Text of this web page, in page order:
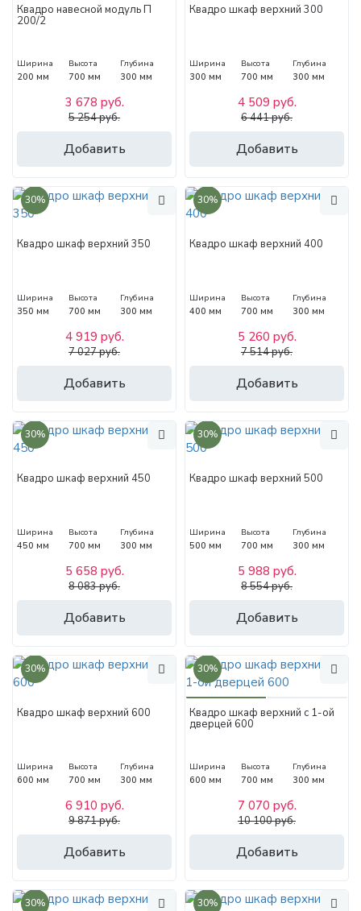
Квадро навесной модуль П
200/2
Ширина
200 мм
Высота
700 мм
Глубина
300 мм
Добавить
3 678 руб.
5 254 руб.
Квадро шкаф верхний 300
Ширина
300 мм
Высота
700 мм
Глубина
300 мм
Добавить
4 509 руб.
6 441 руб.
30%
Квадро шкаф верхний 350
Ширина
350 мм
Высота
700 мм
Глубина
300 мм
Добавить
4 919 руб.
7 027 руб.
30%
Квадро шкаф верхний 400
Ширина
400 мм
Высота
700 мм
Глубина
300 мм
Добавить
5 260 руб.
7 514 руб.
30%
Квадро шкаф верхний 450
Ширина
450 мм
Высота
700 мм
Глубина
300 мм
Добавить
5 658 руб.
8 083 руб.
30%
Квадро шкаф верхний 500
Ширина
500 мм
Высота
700 мм
Глубина
300 мм
Добавить
5 988 руб.
8 554 руб.
30%
Квадро шкаф верхний 600
Ширина
600 мм
Высота
700 мм
Глубина
300 мм
Добавить
6 910 руб.
9 871 руб.
30%
Квадро шкаф верхний с 1-ой
дверцей 600
Ширина
600 мм
Высота
700 мм
Глубина
300 мм
Добавить
7 070 руб.
10 100 руб.
30% 30%